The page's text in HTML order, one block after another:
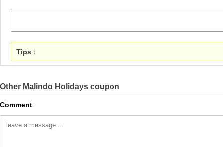
Tips ：
Other Malindo Holidays coupon
Comment